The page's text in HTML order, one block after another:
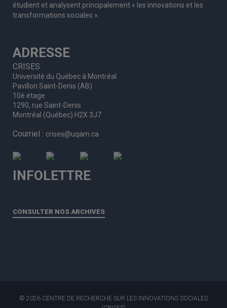
étudient et analysent principalement « les innovations et les
transformations sociales ».
ADRESSE
CRISES
Université du Québec à Montréal
Pavillon Saint-Denis (AB)
10è étage
1290, rue Saint-Denis
Montréal (Québec) H2X 3J7
Courriel : crises@uqam.ca
INFOLETTRE
CONSULTER NOS ARCHIVES
© 2026 CENTRE DE RECHERCHE SUR LES INNOVATIONS SOCIALES